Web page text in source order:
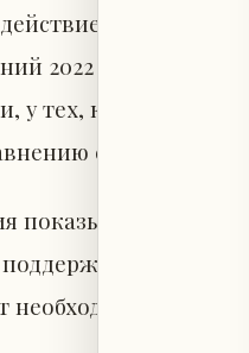
на нервную
2022 года,
у тех, кто вдыхал
с контрольной
показывают, что